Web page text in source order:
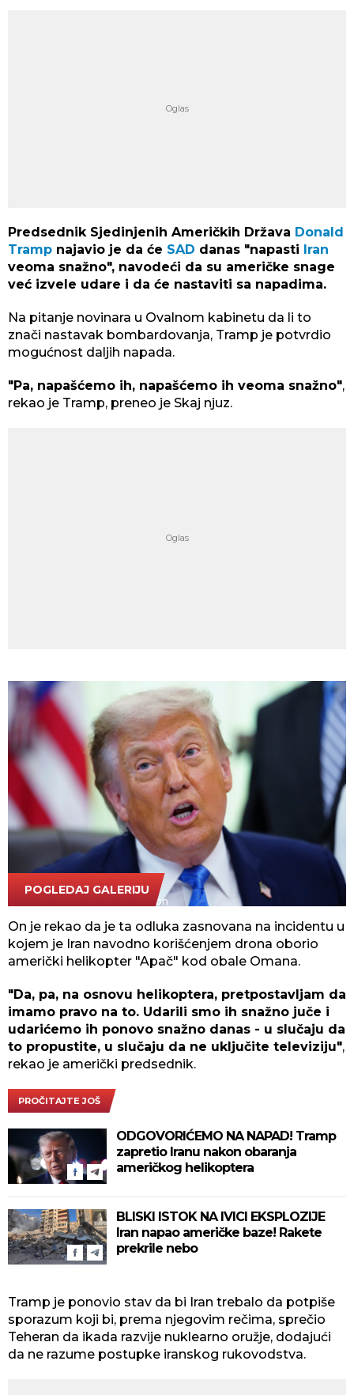
Predsednik Sjedinjenih Američkih Država Donald
Tramp najavio je da će SAD danas "napasti Iran
veoma snažno", navodeći da su američke snage
već izvele udare i da će nastaviti sa napadima.
Na pitanje novinara u Ovalnom kabinetu da li to
znači nastavak bombardovanja, Tramp je potvrdio
mogućnost daljih napada.
"Pa, napašćemo ih, napašćemo ih veoma snažno",
rekao je Tramp, preneo je Skaj njuz.
AP Photo/Julia Demaree Nikhinson
POGLEDAJ GALERIJU
On je rekao da je ta odluka zasnovana na incidentu u
kojem je Iran navodno korišćenjem drona oborio
američki helikopter "Apač" kod obale Omana.
"Da, pa, na osnovu helikoptera, pretpostavljam da
imamo pravo na to. Udarili smo ih snažno juče i
udarićemo ih ponovo snažno danas - u slučaju da
to propustite, u slučaju da ne uključite televiziju",
rekao je američki predsednik.
PROČITAJTE JOŠ
ODGOVORIĆEMO NA NAPAD! Tramp
zapretio Iranu nakon obaranja
američkog helikoptera
BLISKI ISTOK NA IVICI EKSPLOZIJE
Iran napao američke baze! Rakete
prekrile nebo
Tramp je ponovio stav da bi Iran trebalo da potpiše
sporazum koji bi, prema njegovim rečima, sprečio
Teheran da ikada razvije nuklearno oružje, dodajući
da ne razume postupke iranskog rukovodstva.